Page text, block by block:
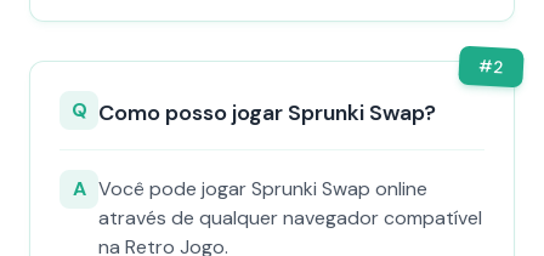
#2
Q Como posso jogar Sprunki Swap?
A Você pode jogar Sprunki Swap online
através de qualquer navegador compatível
na Retro Jogo.